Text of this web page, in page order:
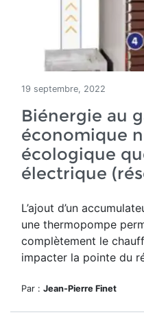
19 septembre, 2022
Biénergie au
économique
écologique
électrique
L’ajout d’un
une thermopompe
complètement le
impacter la pointe du
Par : Jean-Pierre Finet